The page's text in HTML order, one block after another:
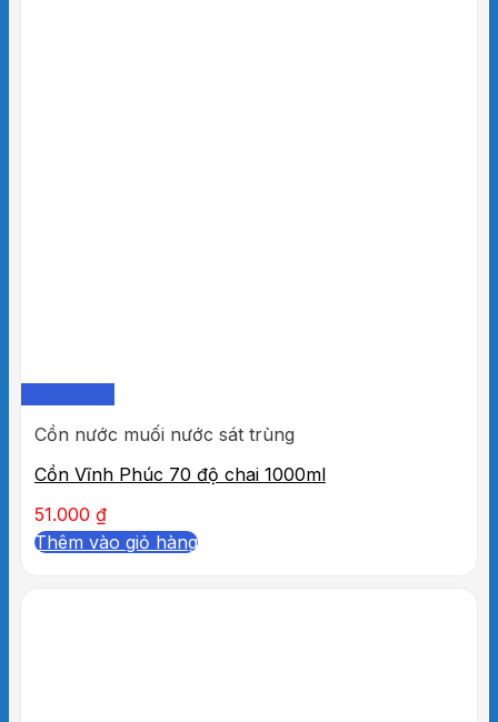
Cồn nước muối nước sát trùng
Cồn Vĩnh Phúc 70 độ chai 1000ml
51.000 ₫
Thêm vào giỏ hàng